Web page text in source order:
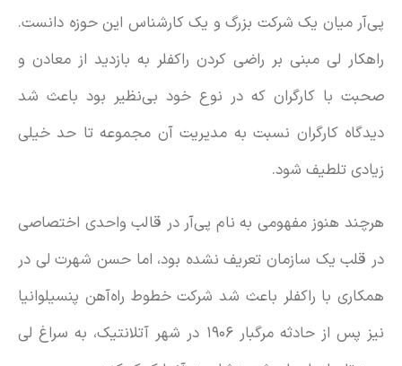
پی‌آر میان یک شرکت بزرگ و یک کارشناس این حوزه دانست.
راهکار لی مبنی بر راضی کردن راکفلر به بازدید از معادن و
صحبت با کارگران که در نوع خود بی‌نظیر بود باعث شد
دیدگاه کارگران نسبت به مدیریت آن مجموعه تا حد خیلی
زیادی تلطیف شود.
هرچند هنوز مفهومی به نام پی‌آر در قالب واحدی اختصاصی
در قلب یک سازمان تعریف نشده بود، اما حسن شهرت لی در
همکاری با راکفلر باعث شد شرکت خطوط راه‌آهن پنسیلوانیا
نیز پس از حادثه مرگبار ۱۹۰۶ در شهر آتلانتیک، به سراغ لی